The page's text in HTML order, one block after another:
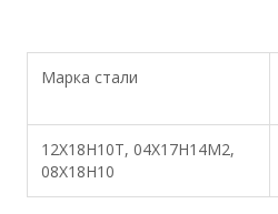
Марка стали
12Х18Н10Т, 04Х17Н14М2,
08Х18Н10